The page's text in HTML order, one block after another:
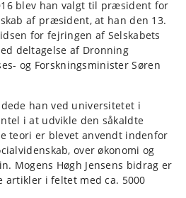
blev han valgt til præsident for
af præsident, at han den 13.
for fejringen af Selskabets
deltagelse af Dronning
og Forskningsminister Søren
han ved universitetet i
i at udvikle den såkaldte
teori er blevet anvendt indenfor
over økonomi og
Mogens Høgh Jensens bidrag er
artikler i feltet med ca. 5000